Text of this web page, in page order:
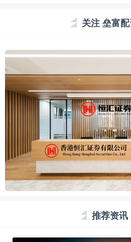
关注 垒富
推荐资讯